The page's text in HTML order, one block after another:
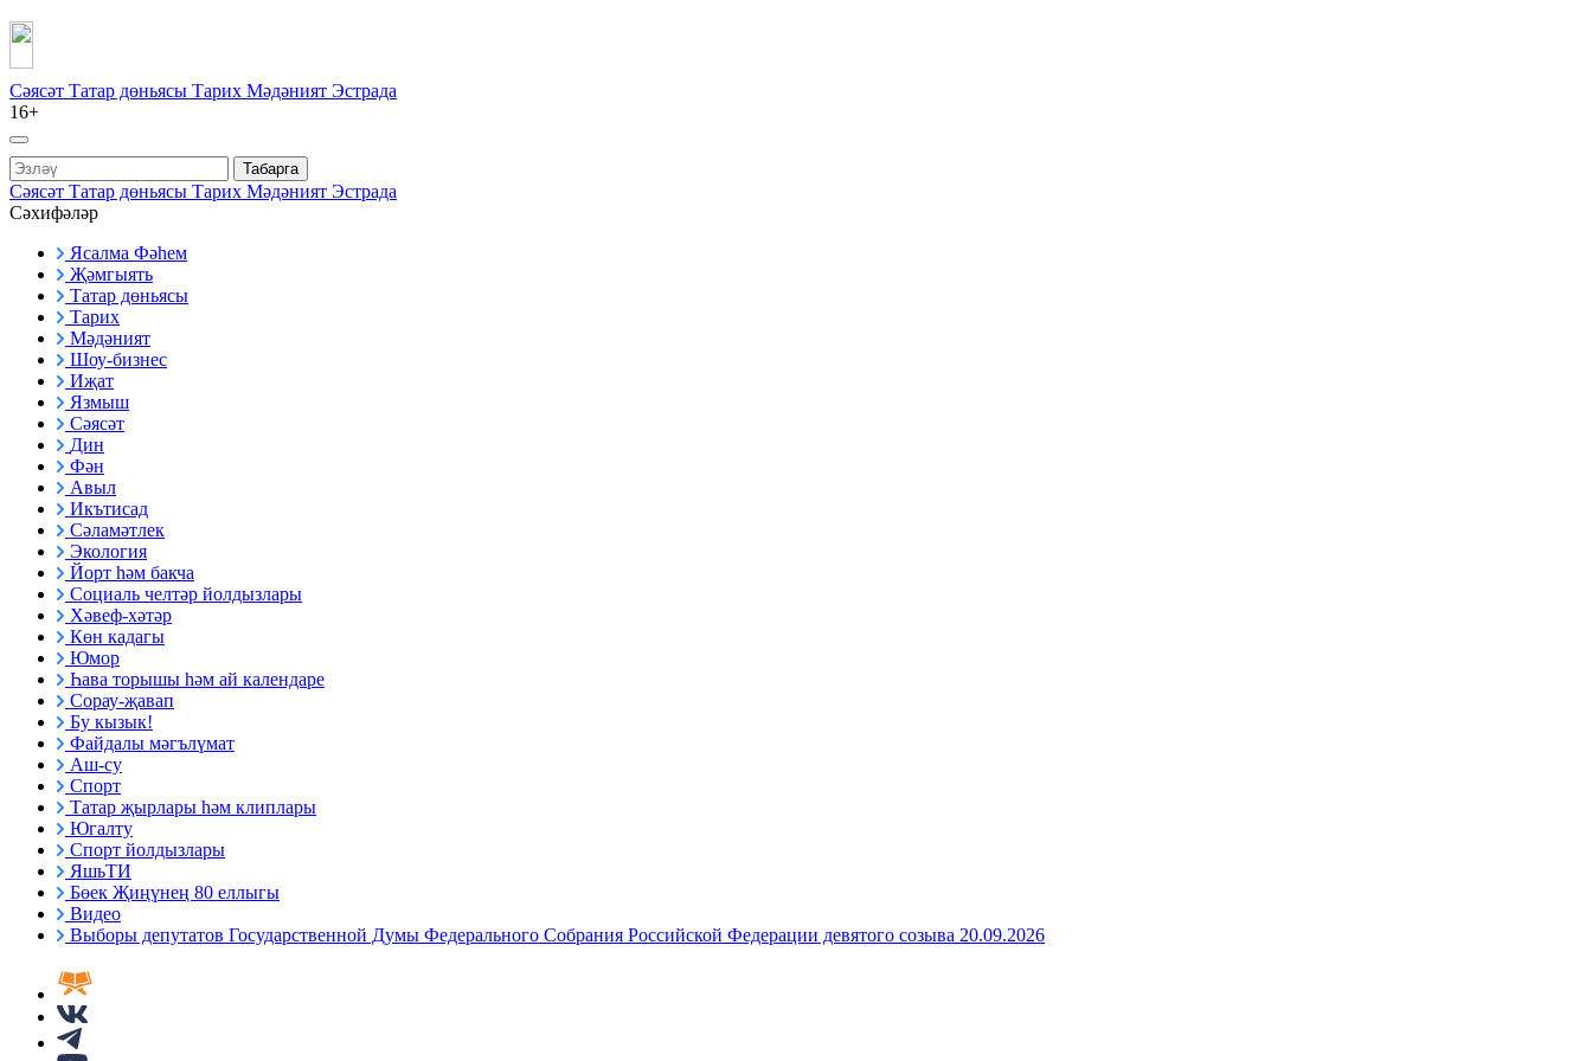
Сәясәт Татар дөньясы Тарих Мәдәният Эстрада
16+
Табарга
Сәясәт Татар дөньясы Тарих Мәдәният Эстрада
Сәхифәләр
Ясалма Фәһем
Җәмгыять
Татар дөньясы
Тарих
Мәдәният
Шоу-бизнес
Иҗат
Язмыш
Сәясәт
Дин
Фән
Авыл
Икътисад
Сәламәтлек
Экология
Йорт һәм бакча
Социаль челтәр йолдызлары
Хәвеф-хәтәр
Көн кадагы
Юмор
Һава торышы һәм ай календаре
Сорау-җавап
Бу кызык!
Файдалы мәгълүмат
Аш-су
Спорт
Татар җырлары һәм клиплары
Югалту
Спорт йолдызлары
ЯшьТИ
Бөек Җиңүнең 80 еллыгы
Видео
Выборы депутатов Государственной Думы Федерального Собрания Российской Федерации девятого созыва 20.09.2026